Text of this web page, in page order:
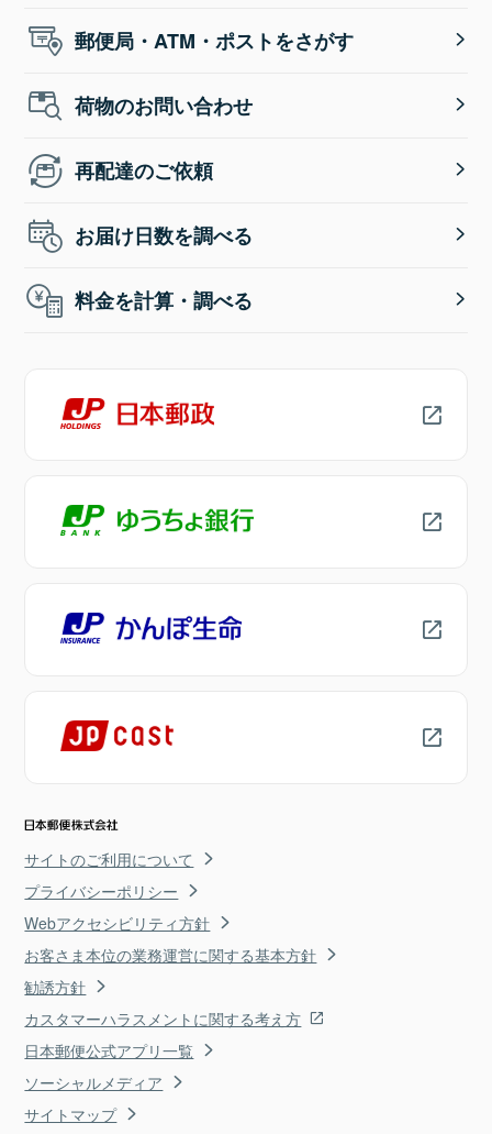
郵便局・ATM・ポストをさがす
荷物のお問い合わせ
再配達のご依頼
お届け日数を調べる
料金を計算・調べる
サイトのご利用について
プライバシーポリシー
Webアクセシビリティ方針
お客さま本位の業務運営に関する基本方針
勧誘方針
カスタマーハラスメントに関する考え方
日本郵便公式アプリ一覧
ソーシャルメディア
サイトマップ